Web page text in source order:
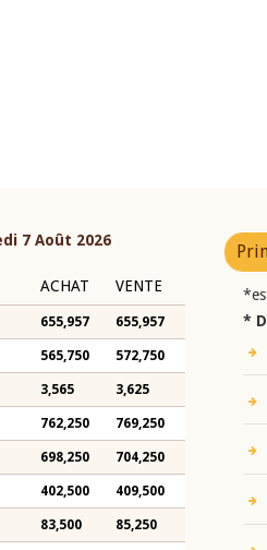
7 Août 2026
ACHAT VENTE
655,957 655,957
565,750 572,750
3,565 3,625
762,250 769,250
698,250 704,250
402,500 409,500
83,500 85,250
*